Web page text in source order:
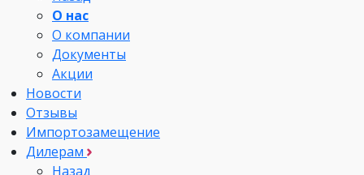
О нас
О компании
Документы
Акции
Новости
Отзывы
Импортозамещение
Дилерам
Назад